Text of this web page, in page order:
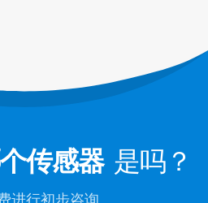
传感器 是吗？
进行初步咨询